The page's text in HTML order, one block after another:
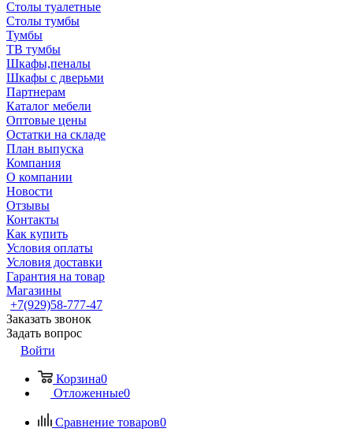
Столы туалетные
Столы тумбы
Тумбы
ТВ тумбы
Шкафы,пеналы
Шкафы с дверьми
Партнерам
Каталог мебели
Оптовые цены
Остатки на складе
План выпуска
Компания
О компании
Новости
Отзывы
Контакты
Как купить
Условия оплаты
Условия доставки
Гарантия на товар
Магазины
+7(929)58-777-47
Заказать звонок
Задать вопрос
Войти
Корзина0
Отложенные0
Сравнение товаров0